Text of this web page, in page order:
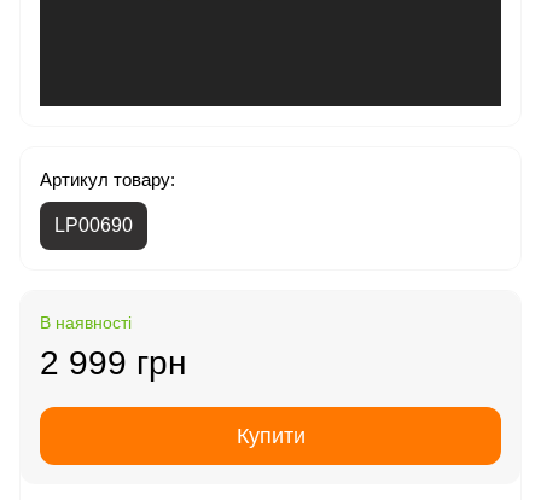
Артикул товару:
LP00690
В наявності
2 999 грн
Купити